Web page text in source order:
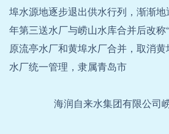
埠水源地逐步退出供水行列，渐渐地
年第三送水厂与崂山水库合并后改称
原流亭水厂和黄埠水厂合并，取消
水厂统一管理，隶属青岛市
海润自来水集团有限公司